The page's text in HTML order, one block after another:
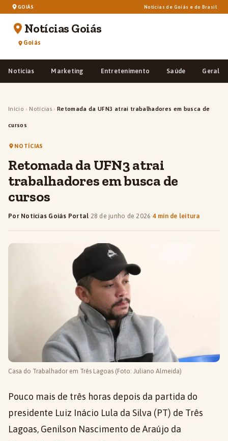
GOIÁS Notícias de Goiás e do Brasil
Notícias Goiás
Goiás
Notícias Marketing Entretenimento Saúde Geral
Início › Notícias › Retomada da UFN3 atrai trabalhadores em busca de
cursos
NOTÍCIAS
Retomada da UFN3 atrai
trabalhadores em busca de
cursos
Por Notícias Goiás Portal·28 de junho de 2026·4 min de leitura
Casa do Trabalhador em Três Lagoas (Foto: Juliano Almeida)
Pouco mais de três horas depois da partida do
presidente Luiz Inácio Lula da Silva (PT) de Três
Lagoas, Genilson Nascimento de Araújo da